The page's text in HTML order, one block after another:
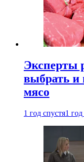
Эксперты
выбрать и
мясо
1 год спустя1